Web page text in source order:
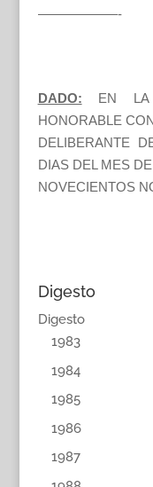
——————-
DADO:
EN LA
HONORABLE
DELIBERANTE
DIAS DEL MES
NOVECIENTOS
Digesto
Digesto
1983
1984
1985
1986
1987